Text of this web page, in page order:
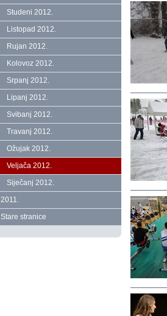
Studeni 2012.
Listopad 2012.
Rujan 2012.
Kolovoz 2012.
Srpanj 2012.
Lipanj 2012.
Svibanj 2012.
Travanj 2012.
Ožujak 2012.
Veljača 2012.
Siječanj 2012.
2011.
Stare stranice